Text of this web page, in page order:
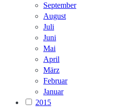
September
August
Juli
Juni
Mai
April
März
Februar
Januar
2015